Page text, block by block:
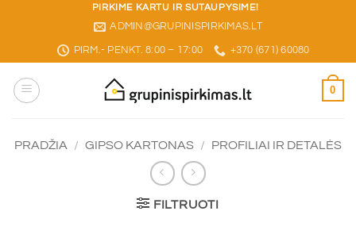
PIRKIME KARTU IR SUTAUPYSIME!
ADMIN@GRUPINISPIRKIMAS.LT
PIRM.- PENKT. 8:00 – 17:00 +370 (671) 60080
0
PRADŽIA / GIPSO KARTONAS / PROFILIAI IR DETALĖS
FILTRUOTI